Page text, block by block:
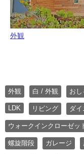
外観
外観 白 / 外観 お
LDK リビング ダ
ウォークインクローゼッ
螺旋階段 ガレージ